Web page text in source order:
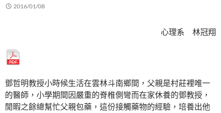
2016/01/08
心理系 林冠翔
鄧哲明教授小時候生活在雲林斗南鄉間，父親是村莊裡唯一
的醫師，小學期間因嚴重的脊椎側彎而在家休養的鄧教授，
閒暇之餘總幫忙父親包藥，這份接觸藥物的經驗，培養出他